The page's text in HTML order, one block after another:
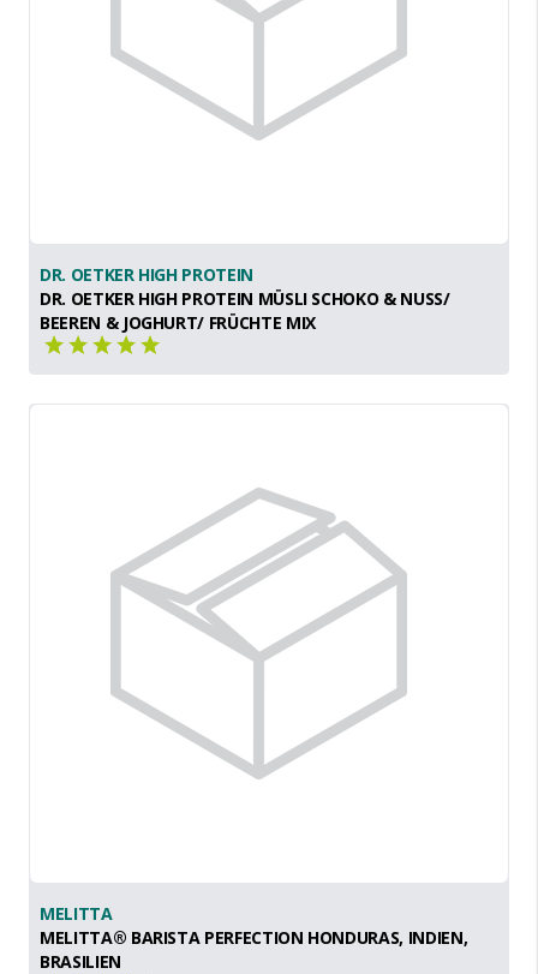
DR. OETKER HIGH PROTEIN
DR. OETKER HIGH PROTEIN MÜSLI SCHOKO & NUSS/
BEEREN & JOGHURT/ FRÜCHTE MIX
MELITTA
MELITTA® BARISTA PERFECTION HONDURAS, INDIEN,
BRASILIEN